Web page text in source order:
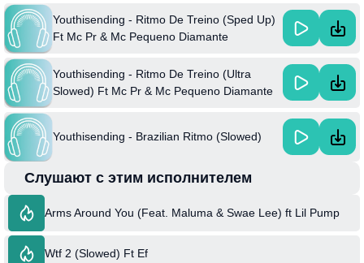
Youthisending - Ritmo De Treino (Sped Up)
Ft Mc Pr & Mc Pequeno Diamante
Youthisending - Ritmo De Treino (Ultra
Slowed) Ft Mc Pr & Mc Pequeno Diamante
Youthisending - Brazilian Ritmo (Slowed)
Слушают с этим исполнителем
Arms Around You (Feat. Maluma & Swae Lee) ft Lil Pump
Wtf 2 (Slowed) Ft Ef